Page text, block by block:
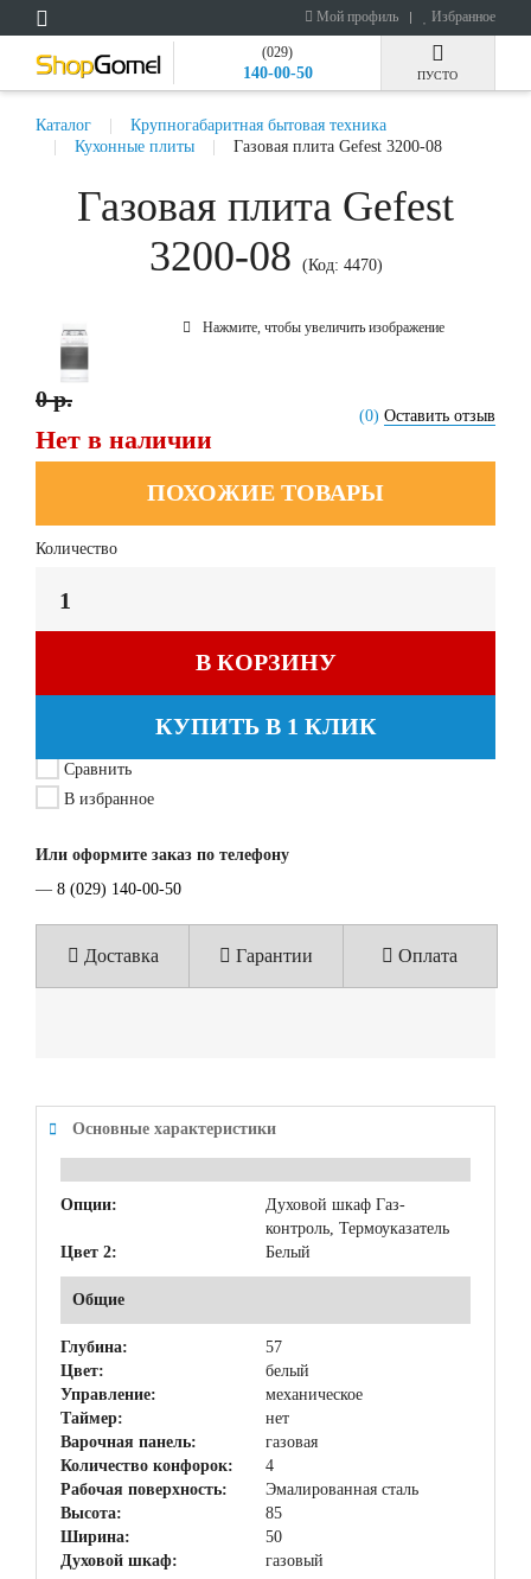
Мой профиль Избранное
(029)
140-00-50 ПУСТО
Каталог
Крупногабаритная бытовая техника
Кухонные плиты
Газовая плита Gefest 3200-08
Газовая плита Gefest
3200-08
(Код: 4470)
Нажмите, чтобы увеличить изображение
(0) Оставить отзыв
0 р.
Нет в наличии
ПОХОЖИЕ ТОВАРЫ
Количество
В КОРЗИНУ
КУПИТЬ В 1 КЛИК
Сравнить
В избранное
Или оформите заказ по телефону
— 8 (029) 140-00-50
Доставка Гарантии Оплата
Основные характеристики
Опции:
Духовой шкаф Газ-
контроль, Термоуказатель
Цвет 2:
Белый
Общие
Глубина:
57
Цвет:
белый
Управление:
механическое
Таймер:
нет
Варочная панель:
газовая
Количество конфорок:
4
Рабочая поверхность:
Эмалированная сталь
Высота:
85
Ширина:
50
Духовой шкаф:
газовый